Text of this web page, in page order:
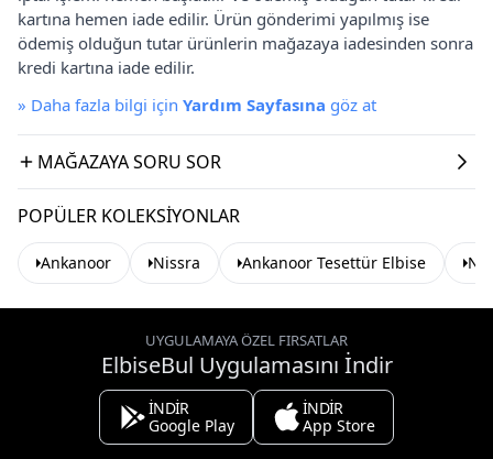
kartına hemen iade edilir. Ürün gönderimi yapılmış ise
ödemiş olduğun tutar ürünlerin mağazaya iadesinden sonra
kredi kartına iade edilir.
» Daha fazla bilgi için Yardım Sayfasına göz at
MAĞAZAYA SORU SOR
POPÜLER KOLEKSIYONLAR
Ankanoor Nissra Ankanoor Tesettür Elbise
UYGULAMAYA ÖZEL FIRSATLAR
ElbiseBul Uygulamasını İndir
İNDİR
Google Play
İNDİR
App Store